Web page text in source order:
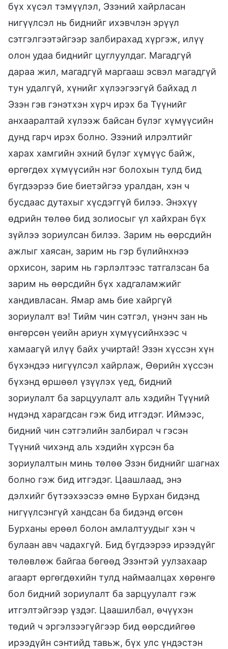
бүх хүсэл тэмүүлэл, Эзэний хайрласан
нигүүлсэл нь биднийг ихэвчлэн эрүүл
сэтгэлгээтэйгээр залбирахад хүргэж, илүү
олон удаа биднийг цуглуулдаг. Магадгүй
дараа жил, магадгүй маргааш эсвэл магадгүй
тун удалгүй, хүнийг хүлээгээгүй байхад л
Эзэн гэв гэнэтхэн хүрч ирэх ба Түүнийг
анхааралтай хүлээж байсан бүлэг хүмүүсийн
дунд гарч ирэх болно. Эзэний илрэлтийг
харах хамгийн эхний бүлэг хүмүүс байж,
өргөгдөх хүмүүсийн нэг болохын тулд бид
бүгдээрээ бие биетэйгээ уралдан, хэн ч
бусдаас дутахыг хүсдэггүй билээ. Энэхүү
өдрийн төлөө бид золиосыг үл хайхран бүх
зүйлээ зориулсан билээ. Зарим нь өөрсдийн
ажлыг хаясан, зарим нь гэр бүлийнхнээ
орхисон, зарим нь гэрлэлтээс татгалзсан ба
зарим нь өөрсдийн бүх хадгаламжийг
хандивласан. Ямар амь бие хайргүй
зориулалт вэ! Тийм чин сэтгэл, үнэнч зан нь
өнгөрсөн үеийн ариун хүмүүсийнхээс ч
хамаагүй илүү байх учиртай! Эзэн хүссэн хүн
бүхэндээ нигүүлсэл хайрлаж, Өөрийн хүссэн
бүхэнд өршөөл үзүүлэх үед, бидний
зориулалт ба зарцуулалт аль хэдийн Түүний
нүдэнд харагдсан гэж бид итгэдэг. Иймээс,
бидний чин сэтгэлийн залбирал ч гэсэн
Түүний чихэнд аль хэдийн хүрсэн ба
зориулалтын минь төлөө Эзэн биднийг шагнах
болно гэж бид итгэдэг. Цаашлаад, энэ
дэлхийг бүтээхээсээ өмнө Бурхан бидэнд
нигүүлсэнгүй хандсан ба бидэнд өгсөн
Бурханы ерөөл болон амлалтуудыг хэн ч
булаан авч чадахгүй. Бид бүгдээрээ ирээдүйг
төлөвлөж байгаа бөгөөд Эзэнтэй уулзахаар
агаарт өргөгдөхийн тулд наймаалцах хөрөнгө
бол бидний зориулалт ба зарцуулалт гэж
итгэлтэйгээр үздэг. Цаашилбал, өчүүхэн
төдий ч эргэлзээгүйгээр бид өөрсдийгөө
ирээдүйн сэнтийд тавьж, бүх улс үндэстэн